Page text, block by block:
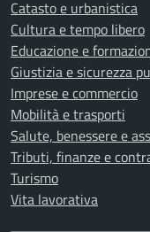
Catasto e urbanistica
Cultura e tempo libero
Educazione e
Giustizia e sicurezza
Imprese e commercio
Mobilità e trasporti
Salute, benessere e
Tributi, finanze e
Turismo
Vita lavorativa